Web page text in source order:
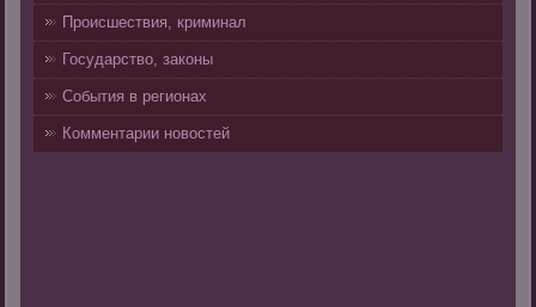
Происшествия, криминал
Государство, законы
События в регионах
Комментарии новостей